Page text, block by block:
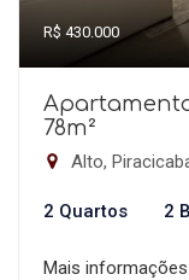
R$ 430.000
78m²
Alto,
2 Quartos 2
Mais informações